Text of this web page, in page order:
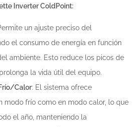
Inverter ColdPoint:
un ajuste preciso del
el consumo de energía en función
ambiente. Esto reduce los picos de
la vida útil del equipo.
Calor: El sistema ofrece
modo frío como en modo calor, lo que
el año, manteniendo la